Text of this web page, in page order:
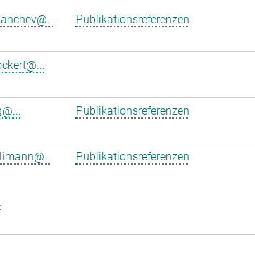
Publikationsreferenzen
Publikationsreferenzen
Publikationsreferenzen